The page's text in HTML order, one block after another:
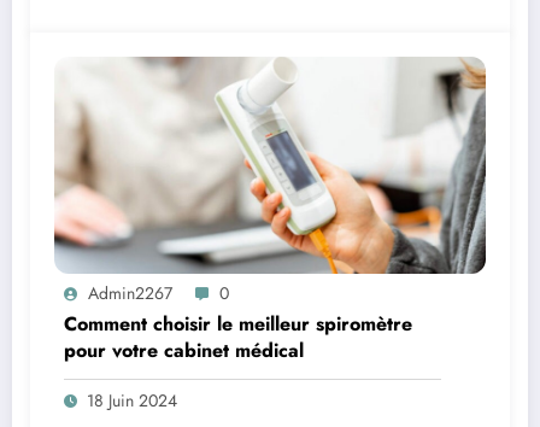
Admin2267 0
Comment choisir le meilleur spiromètre
pour votre cabinet médical
18 Juin 2024